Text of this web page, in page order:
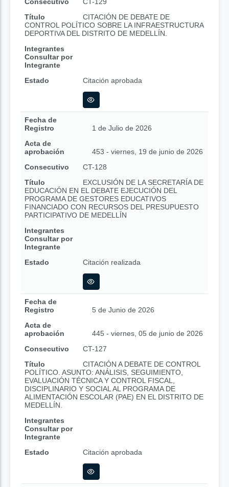
Título
CITACIÓN DE DEBATE DE
CONTROL POLÍTICO SOBRE LA INFRAESTRUCTURA
DEPORTIVA DEL DISTRITO DE MEDELLÍN.
Integrantes
Consultar por
Integrante
Estado
Citación aprobada
Fecha de
Registro
1 de Julio de 2026
Acta de
aprobación
453 - viernes, 19 de junio de 2026
Consecutivo
CT-128
Título
EXCLUSIÓN DE LA SECRETARÍA DE
EDUCACIÓN EN EL DEBATE EJECUCIÓN DEL
PROGRAMA DE GESTORES EDUCATIVOS
FINANCIADO CON RECURSOS DEL PRESUPUESTO
PARTICIPATIVO DE MEDELLÍN
Integrantes
Consultar por
Integrante
Estado
Citación realizada
Fecha de
Registro
5 de Junio de 2026
Acta de
aprobación
445 - viernes, 05 de junio de 2026
Consecutivo
CT-127
Título
CITACIÓN A DEBATE DE CONTROL
POLÍTICO. ASUNTO: ANÁLISIS, SEGUIMIENTO,
EVALUACIÓN TÉCNICA Y CONTROL FISCAL,
DISCIPLINARIO Y SOCIAL AL PROGRAMA DE
ALIMENTACIÓN ESCOLAR (PAE) EN EL DISTRITO DE
MEDELLÍN.
Integrantes
Consultar por
Integrante
Estado
Citación aprobada